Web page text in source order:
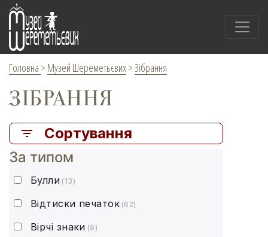
Головна > Музей Шереметьєвих>Зібрання
ЗІБРАННЯ
Сортування
За типом
Булли (13)
Відтиски печаток (62)
Вірчі знаки (9)